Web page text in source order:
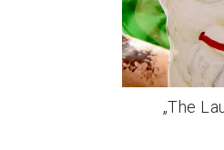
„The